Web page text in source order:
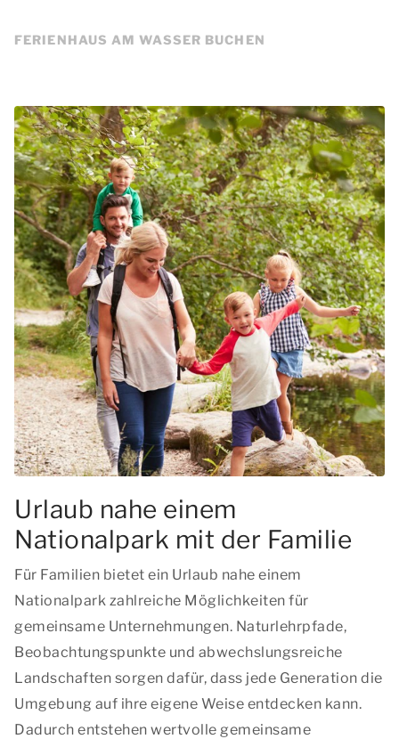
FERIENHAUS AM WASSER BUCHEN
Urlaub nahe einem
Nationalpark mit der Familie
Für Familien bietet ein Urlaub nahe einem
Nationalpark zahlreiche Möglichkeiten für
gemeinsame Unternehmungen. Naturlehrpfade,
Beobachtungspunkte und abwechslungsreiche
Landschaften sorgen dafür, dass jede Generation die
Umgebung auf ihre eigene Weise entdecken kann.
Dadurch entstehen wertvolle gemeinsame